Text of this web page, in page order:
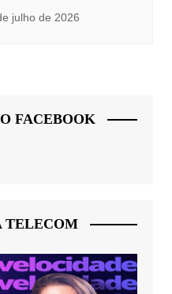
julho de 2026
FACEBOOK
TELECOM